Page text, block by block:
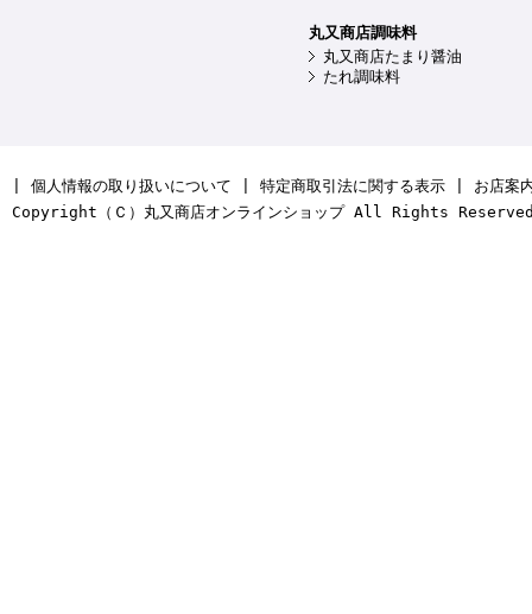
丸又商店調味料
丸又商店たまり醤油
たれ調味料
個人情報の取り扱いについて 特定商取引法に関する表示
お店案
Copyright（Ｃ）丸又商店オンラインショップ All Rights